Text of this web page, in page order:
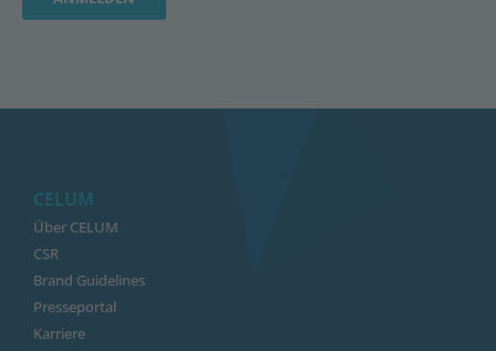
CELUM
Über CELUM
CSR
Brand Guidelines
Presseportal
Karriere